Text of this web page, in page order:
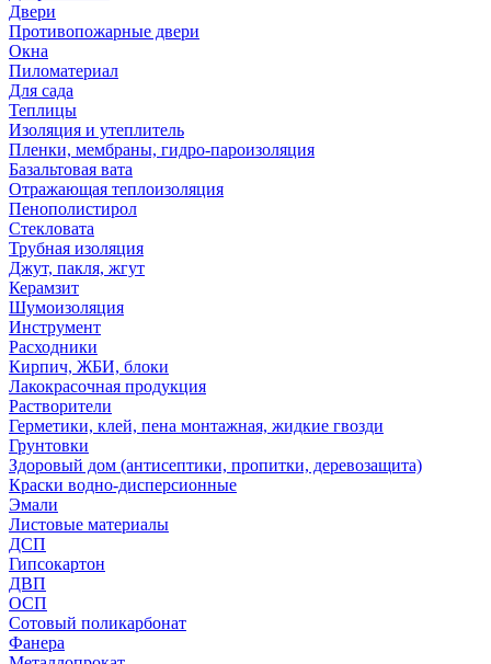
Двери
Противопожарные двери
Окна
Пиломатериал
Для сада
Теплицы
Изоляция и утеплитель
Пленки, мембраны, гидро-пароизоляция
Базальтовая вата
Отражающая теплоизоляция
Пенополистирол
Стекловата
Трубная изоляция
Джут, пакля, жгут
Керамзит
Шумоизоляция
Инструмент
Расходники
Кирпич, ЖБИ, блоки
Лакокрасочная продукция
Растворители
Герметики, клей, пена монтажная, жидкие гвозди
Грунтовки
Здоровый дом (антисептики, пропитки, деревозащита)
Краски водно-дисперсионные
Эмали
Листовые материалы
ДСП
Гипсокартон
ДВП
ОСП
Сотовый поликарбонат
Фанера